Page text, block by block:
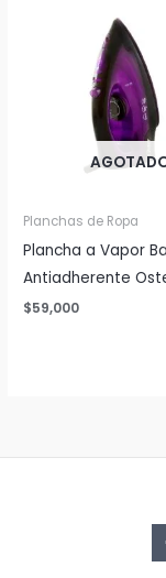
Planchas de Ropa
Plancha a Vapor
Antiadherente
$59,000